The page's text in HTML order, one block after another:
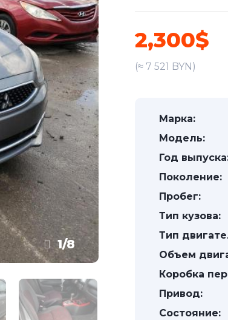
1/8
2,300$
(≈ 7 521 BYN)
Марка:
Модель:
Год
Поколение:
Пробег:
Тип кузова:
Тип
Объем
Коробка
Привод:
Состояние: